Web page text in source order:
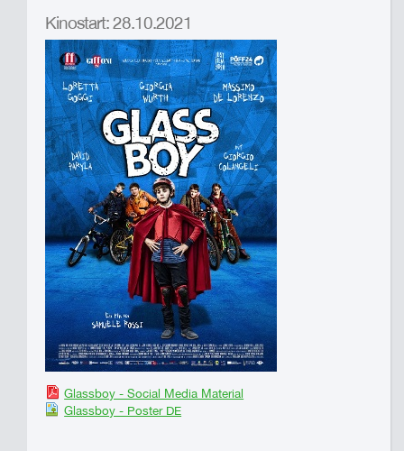
Kinostart: 28.10.2021
Glassboy - Social Media Material
Glassboy - Poster DE